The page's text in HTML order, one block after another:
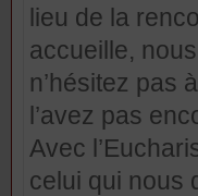
lieu de la
accueille,
n’hésitez pas
l’avez pas
Avec
celui qui nous